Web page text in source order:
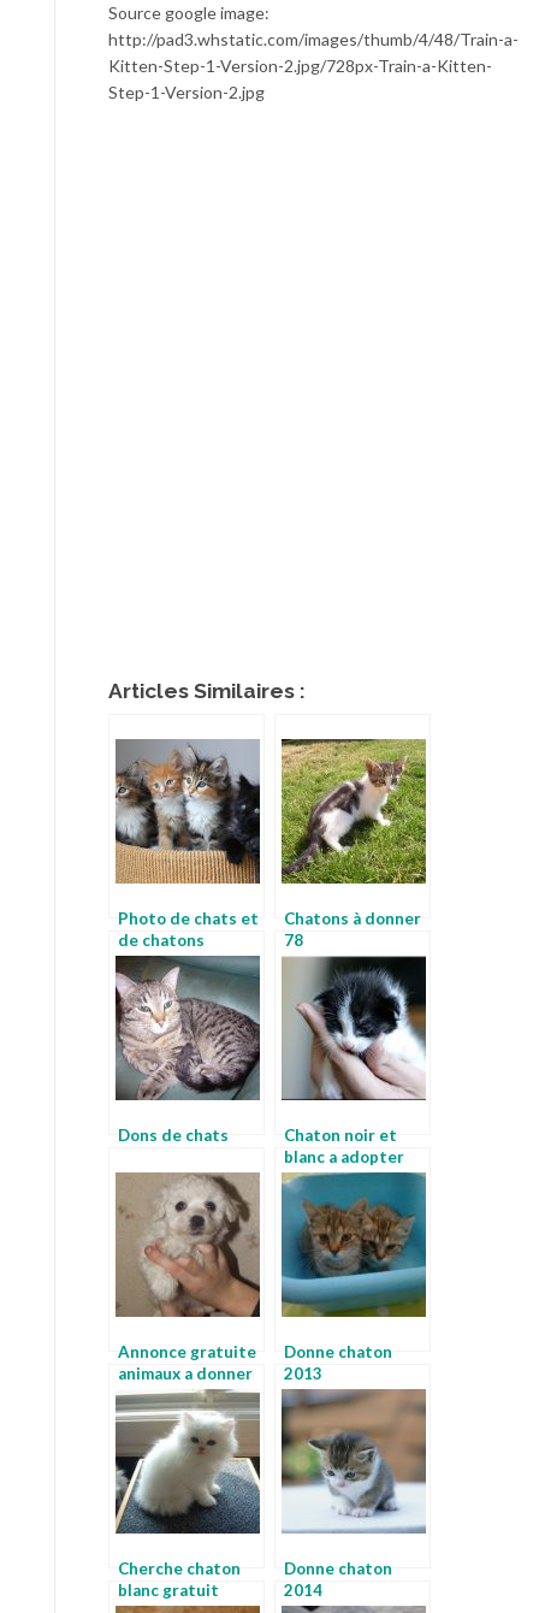
Source google image:
http://pad3.whstatic.com/images/thumb/4/48/Train-a-
Kitten-Step-1-Version-2.jpg/728px-Train-a-Kitten-
Step-1-Version-2.jpg
Articles Similaires :
Photo de chats et
de chatons
Chatons à donner
78
Dons de chats
Chaton noir et
blanc a adopter
Annonce gratuite
animaux a donner
Donne chaton
2013
Cherche chaton
blanc gratuit
Donne chaton
2014